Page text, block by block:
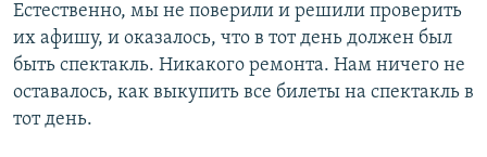
Естественно, мы не поверили и решили проверить
их афишу, и оказалось, что в тот день должен был
быть спектакль. Никакого ремонта. Нам ничего не
оставалось, как выкупить все билеты на спектакль в
тот день.